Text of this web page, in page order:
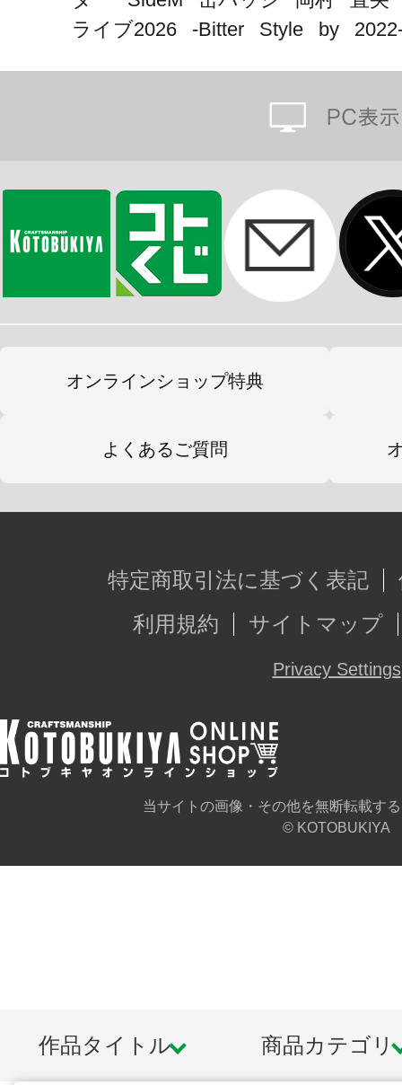
ライブ2026 -Bitter Style by
オンラインショップ特典
よくあるご質問
特定商取引法に基づく表記
利用規約
サイトマップ
Privacy Settings
当サイトの画像・その他を無断転載す
© KOTOBUKIYA
作品タイトル 商品カテゴリ